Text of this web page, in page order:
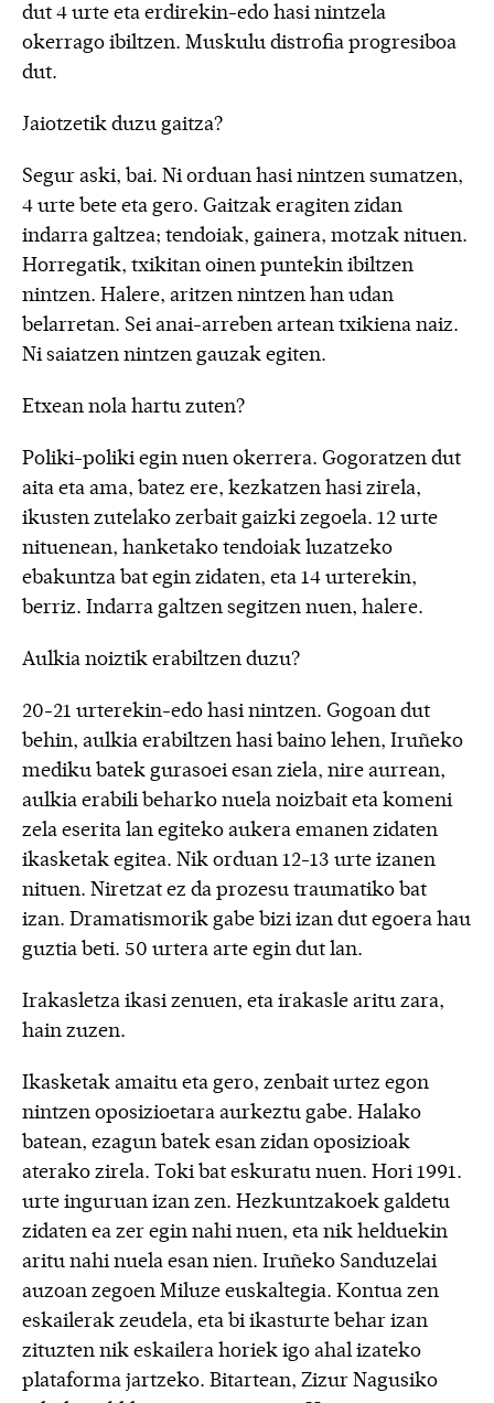
dut 4 urte eta erdirekin-edo hasi nintzela
okerrago ibiltzen. Muskulu distrofia progresiboa
dut.
Jaiotzetik duzu gaitza?
Segur aski, bai. Ni orduan hasi nintzen sumatzen,
4 urte bete eta gero. Gaitzak eragiten zidan
indarra galtzea; tendoiak, gainera, motzak nituen.
Horregatik, txikitan oinen puntekin ibiltzen
nintzen. Halere, aritzen nintzen han udan
belarretan. Sei anai-arreben artean txikiena naiz.
Ni saiatzen nintzen gauzak egiten.
Etxean nola hartu zuten?
Poliki-poliki egin nuen okerrera. Gogoratzen dut
aita eta ama, batez ere, kezkatzen hasi zirela,
ikusten zutelako zerbait gaizki zegoela. 12 urte
nituenean, hanketako tendoiak luzatzeko
ebakuntza bat egin zidaten, eta 14 urterekin,
berriz. Indarra galtzen segitzen nuen, halere.
Aulkia noiztik erabiltzen duzu?
20-21 urterekin-edo hasi nintzen. Gogoan dut
behin, aulkia erabiltzen hasi baino lehen, Iruñeko
mediku batek gurasoei esan ziela, nire aurrean,
aulkia erabili beharko nuela noizbait eta komeni
zela eserita lan egiteko aukera emanen zidaten
ikasketak egitea. Nik orduan 12-13 urte izanen
nituen. Niretzat ez da prozesu traumatiko bat
izan. Dramatismorik gabe bizi izan dut egoera hau
guztia beti. 50 urtera arte egin dut lan.
Irakasletza ikasi zenuen, eta irakasle aritu zara,
hain zuzen.
Ikasketak amaitu eta gero, zenbait urtez egon
nintzen oposizioetara aurkeztu gabe. Halako
batean, ezagun batek esan zidan oposizioak
aterako zirela. Toki bat eskuratu nuen. Hori 1991.
urte inguruan izan zen. Hezkuntzakoek galdetu
zidaten ea zer egin nahi nuen, eta nik helduekin
aritu nahi nuela esan nien. Iruñeko Sanduzelai
auzoan zegoen Miluze euskaltegia. Kontua zen
eskailerak zeudela, eta bi ikasturte behar izan
zituzten nik eskailera horiek igo ahal izateko
plataforma jartzeko. Bitartean, Zizur Nagusiko